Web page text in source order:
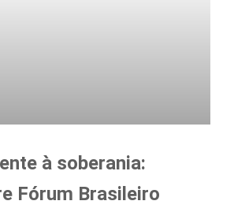
à soberania:
Fórum Brasileiro